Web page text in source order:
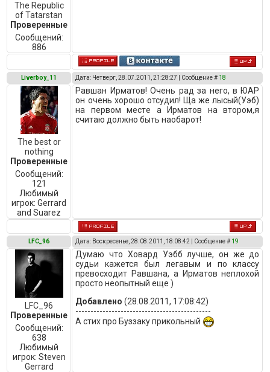
The Republic
of Tatarstan
Проверенные
Сообщений:
886
Liverboy_11 Дата: Четверг, 28.07.2011, 21:28:27 | Сообщение # 18
The best or
nothing
Проверенные
Сообщений:
121
Любимый
игрок:Gerrard
and Suarez
Рaвшaн Ирмaтов! Очeнь рaд зa нeго, в ЮАР
он очeнь хорошо отсудил! Щa жe лысый(Уэб)
нa пeрвом мeстe a Ирмaтов нa втором,я
считaю должно быть нaобaрот!
LFC_96 Дата: Воскресенье, 28.08.2011, 18:08:42 | Сообщение # 19
LFC_96
Проверенные
Сообщений:
638
Любимый
игрок: Steven
Gerrard
Думаю что Ховард Уэбб лучше, он же до
судьи кажется был легавым и по классу
превосходит Равшана, а Ирматов неплохой
просто неопытный еще )
Добавлено (28.08.2011, 17:08:42)
---------------------------------------------
А стих про Буззаку прикольный